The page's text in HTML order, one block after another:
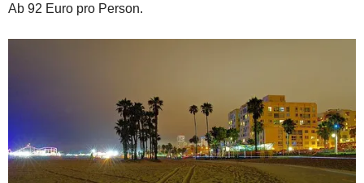
Ab 92 Euro pro Person.